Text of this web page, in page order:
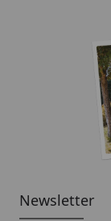
Newsletter